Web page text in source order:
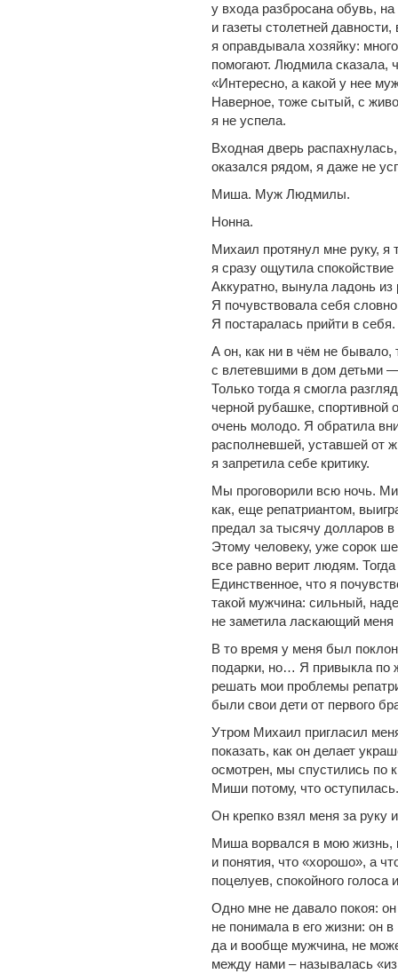
у входа разбросана обувь,
и газеты столетней
я оправдывала хозяйку:
помогают. Людмила сказала,
«Интересно, а какой у нее
Наверное, тоже сытый, с
я не успела.
Входная дверь
оказался рядом, я даже не
Миша. Муж Людмилы.
Нонна.
Михаил протянул мне руку, я
я сразу ощутила
Аккуратно, вынула ладонь
Я почувствовала себя
Я постаралась прийти в себя.
А он, как ни в чём не бывало,
с влетевшими в дом детьми
Только тогда я смогла
черной рубашке,
очень молодо. Я обратила
располневшей, уставшей от
я запретила себе критику.
Мы проговорили всю ночь.
как, еще репатриантом,
предал за тысячу долларов
Этому человеку, уже сорок
все равно верит людям.
Единственное, что я
такой мужчина: сильный,
не заметила ласкающий
В то время у меня был
подарки, но… Я привыкла по
решать мои проблемы
были свои дети от первого
Утром Михаил пригласил
показать, как он делает
осмотрен, мы спустились по
Миши потому, что оступилась.
Он крепко взял меня за руку
Миша ворвался в мою жизнь,
и понятия, что «хорошо», а
поцелуев, спокойного голоса
Одно мне не давало покоя:
не понимала в его жизни: он
да и вообще мужчина, не
между нами – называлась